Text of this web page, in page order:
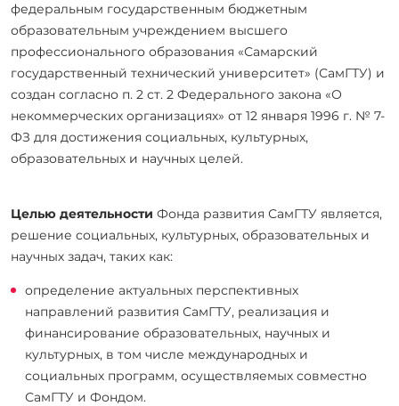
федеральным государственным бюджетным
образовательным учреждением высшего
профессионального образования «Самарский
государственный технический университет» (СамГТУ) и
создан согласно п. 2 ст. 2 Федерального закона «О
некоммерческих организациях» от 12 января 1996 г. № 7-
ФЗ для достижения социальных, культурных,
образовательных и научных целей.
Целью деятельности Фонда развития СамГТУ является,
решение социальных, культурных, образовательных и
научных задач, таких как:
определение актуальных перспективных
направлений развития СамГТУ, реализация и
финансирование образовательных, научных и
культурных, в том числе международных и
социальных программ, осуществляемых совместно
СамГТУ и Фондом.